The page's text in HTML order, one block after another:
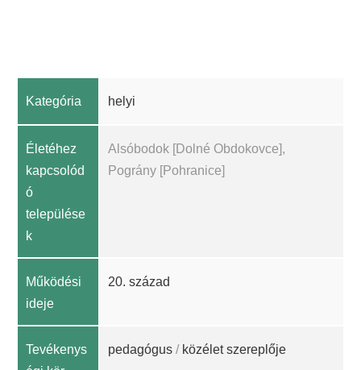
Kategória helyi
Életéhez
kapcsolód
ó
települése
k
Alsóbodok [Dolné Obdokovce],
Pográny [Pohranice]
Működési
ideje
20. század
Tevékenys
pedagógus / közélet szereplője